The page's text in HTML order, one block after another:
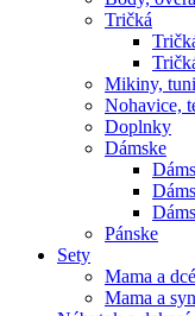
Tričká
Mikiny,
Nohavice,
Doplnky
Dámske
Pánske
Sety
Mama a
Mama a syn